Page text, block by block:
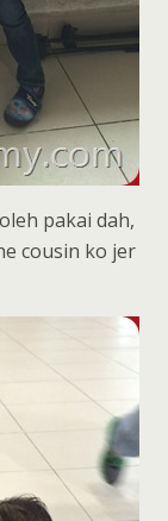
pakai dah,
cousin ko jer